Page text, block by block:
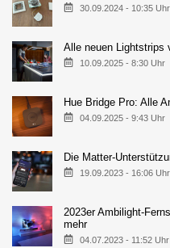
30.09.2024 - 10:35 Uhr
Alle neuen Lightstrips
10.09.2025 - 8:30 Uhr
Hue Bridge Pro: Alle
04.09.2025 - 9:43 Uhr
Die Matter-
19.09.2023 - 16:06 Uhr
2023er Ambilight-
mehr
04.07.2023 - 11:52 Uhr